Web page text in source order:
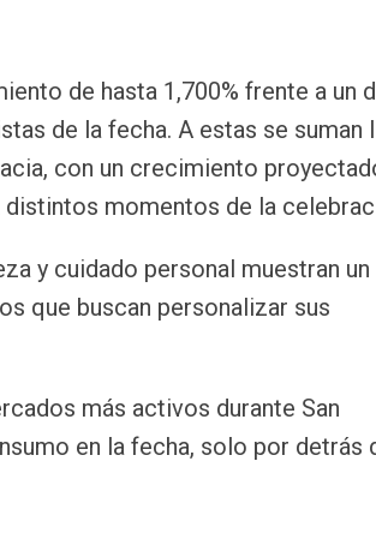
de hasta 1,700% frente a un
de la fecha. A estas se suman
con un crecimiento
distintos momentos de la
y cuidado personal muestran un
que buscan personalizar sus
más activos durante San
en la fecha, solo por detrás